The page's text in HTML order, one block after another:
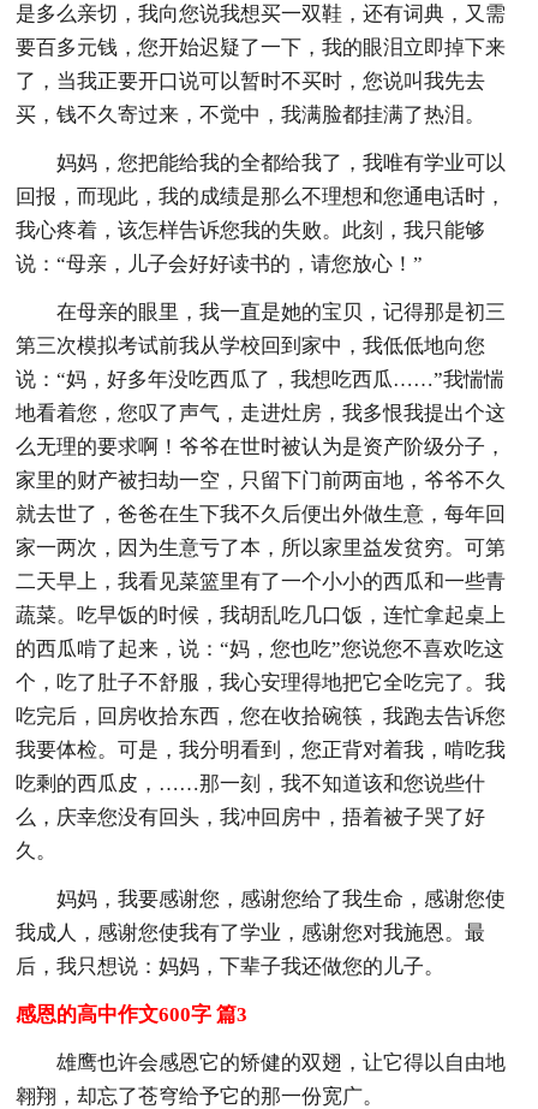
是多么亲切，我向您说我想买一双鞋，还有词典，又需
要百多元钱，您开始迟疑了一下，我的眼泪立即掉下来
了，当我正要开口说可以暂时不买时，您说叫我先去
买，钱不久寄过来，不觉中，我满脸都挂满了热泪。
妈妈，您把能给我的全都给我了，我唯有学业可以
回报，而现此，我的成绩是那么不理想和您通电话时，
我心疼着，该怎样告诉您我的失败。此刻，我只能够
说：“母亲，儿子会好好读书的，请您放心！”
在母亲的眼里，我一直是她的宝贝，记得那是初三
第三次模拟考试前我从学校回到家中，我低低地向您
说：“妈，好多年没吃西瓜了，我想吃西瓜……”我惴惴
地看着您，您叹了声气，走进灶房，我多恨我提出个这
么无理的要求啊！爷爷在世时被认为是资产阶级分子，
家里的财产被扫劫一空，只留下门前两亩地，爷爷不久
就去世了，爸爸在生下我不久后便出外做生意，每年回
家一两次，因为生意亏了本，所以家里益发贫穷。可第
二天早上，我看见菜篮里有了一个小小的西瓜和一些青
蔬菜。吃早饭的时候，我胡乱吃几口饭，连忙拿起桌上
的西瓜啃了起来，说：“妈，您也吃”您说您不喜欢吃这
个，吃了肚子不舒服，我心安理得地把它全吃完了。我
吃完后，回房收拾东西，您在收拾碗筷，我跑去告诉您
我要体检。可是，我分明看到，您正背对着我，啃吃我
吃剩的西瓜皮，……那一刻，我不知道该和您说些什
么，庆幸您没有回头，我冲回房中，捂着被子哭了好
久。
妈妈，我要感谢您，感谢您给了我生命，感谢您使
我成人，感谢您使我有了学业，感谢您对我施恩。最
后，我只想说：妈妈，下辈子我还做您的儿子。
感恩的高中作文600字 篇3
雄鹰也许会感恩它的矫健的双翅，让它得以自由地
翱翔，却忘了苍穹给予它的那一份宽广。